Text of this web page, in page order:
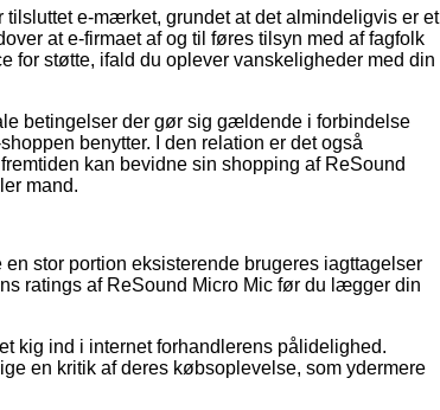
e-mærket, grundet at det almindeligvis er et
at e-firmaet af og til føres tilsyn med af fagfolk
for støtte, ifald du oplever vanskeligheder med din
betingelser der gør sig gældende i forbindelse
benytter. I den relation er det også
kan bevidne sin shopping af ReSound
mand.
stor portion eksisterende brugeres iagttagelser
ratings af ReSound Micro Mic før du lægger din
kig ind i internet forhandlerens pålidelighed.
en kritik af deres købsoplevelse, som ydermere